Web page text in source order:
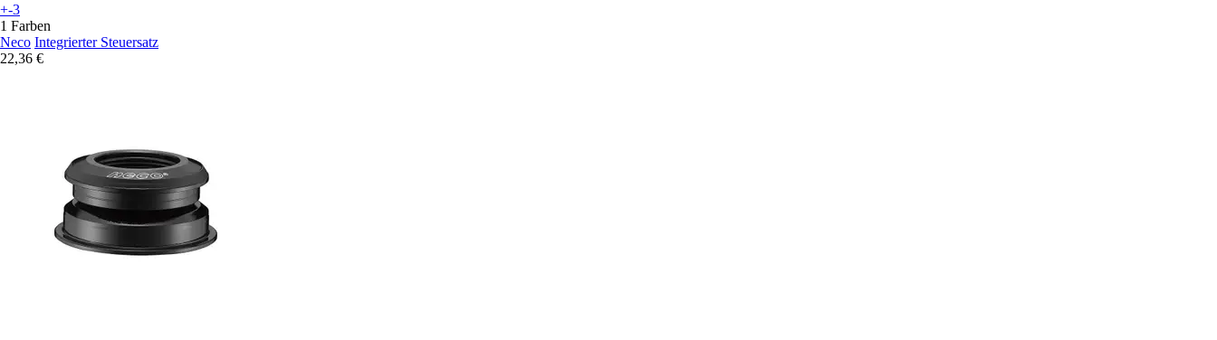
+-3
1 Farben
Neco Integrierter Steuersatz
22,36 €